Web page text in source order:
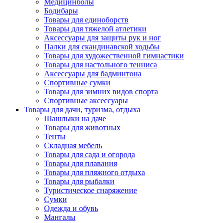
Медицинболы
Бодибары
Товары для единоборств
Товары для тяжелой атлетики
Аксессуары для защиты рук и ног
Палки для скандинавской ходьбы
Товары для художественной гимнастики
Товары для настольного тенниса
Аксессуары для бадминтона
Спортивные сумки
Товары для зимних видов спорта
Спортивные аксессуары
Товары для дачи, туризма, отдыха
Шашлыки на даче
Товары для животных
Тенты
Складная мебель
Товары для сада и огорода
Товары для плавания
Товары для пляжного отдыха
Товары для рыбалки
Туристическое снаряжение
Сумки
Одежда и обувь
Мангалы